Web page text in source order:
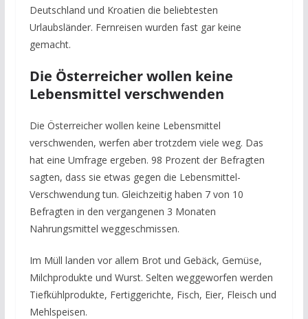
Deutschland und Kroatien die beliebtesten
Urlaubsländer. Fernreisen wurden fast gar keine
gemacht.
Die Österreicher wollen keine
Lebensmittel verschwenden
Die Österreicher wollen keine Lebensmittel
verschwenden, werfen aber trotzdem viele weg. Das
hat eine Umfrage ergeben. 98 Prozent der Befragten
sagten, dass sie etwas gegen die Lebensmittel-
Verschwendung tun. Gleichzeitig haben 7 von 10
Befragten in den vergangenen 3 Monaten
Nahrungsmittel weggeschmissen.
Im Müll landen vor allem Brot und Gebäck, Gemüse,
Milchprodukte und Wurst. Selten weggeworfen werden
Tiefkühlprodukte, Fertiggerichte, Fisch, Eier, Fleisch und
Mehlspeisen.